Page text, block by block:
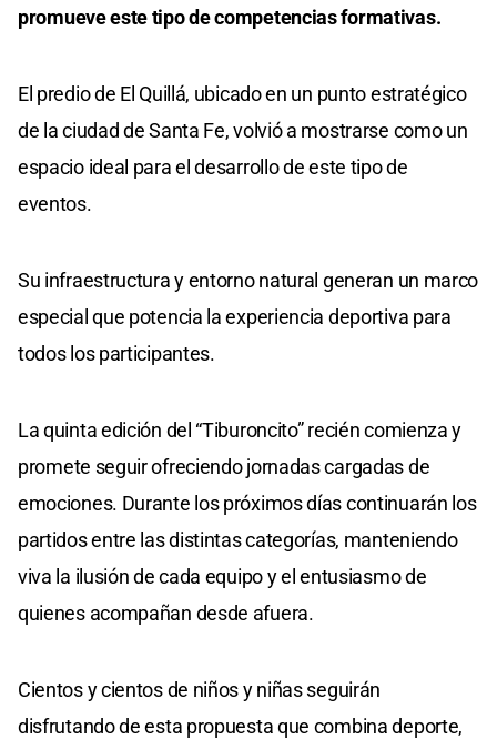
promueve este tipo de competencias formativas.
El predio de El Quillá, ubicado en un punto estratégico
de la ciudad de Santa Fe, volvió a mostrarse como un
espacio ideal para el desarrollo de este tipo de
eventos.
Su infraestructura y entorno natural generan un marco
especial que potencia la experiencia deportiva para
todos los participantes.
La quinta edición del “Tiburoncito” recién comienza y
promete seguir ofreciendo jornadas cargadas de
emociones. Durante los próximos días continuarán los
partidos entre las distintas categorías, manteniendo
viva la ilusión de cada equipo y el entusiasmo de
quienes acompañan desde afuera.
Cientos y cientos de niños y niñas seguirán
disfrutando de esta propuesta que combina deporte,